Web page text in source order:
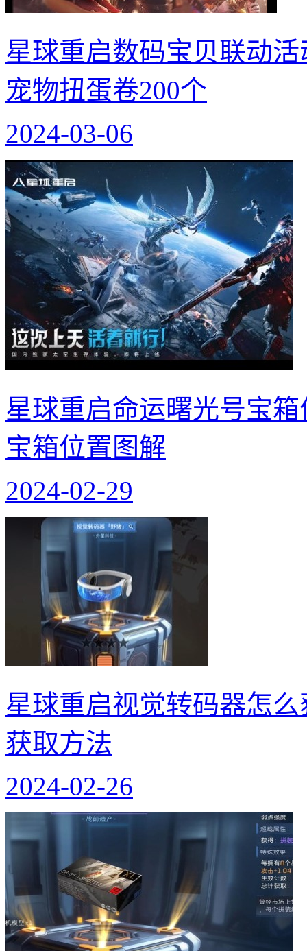
星球重启数码宝贝联动
宠物扭蛋卷200个
2024-03-06
星球重启命运曙光号宝
宝箱位置图解
2024-02-29
星球重启视觉转码器怎
获取方法
2024-02-26